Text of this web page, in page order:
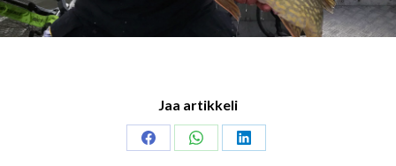
Jaa artikkeli
Share
Share
Share